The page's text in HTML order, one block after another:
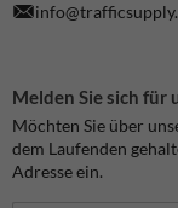
Melden Sie sich für
Möchten Sie über
dem Laufenden
Adresse ein.